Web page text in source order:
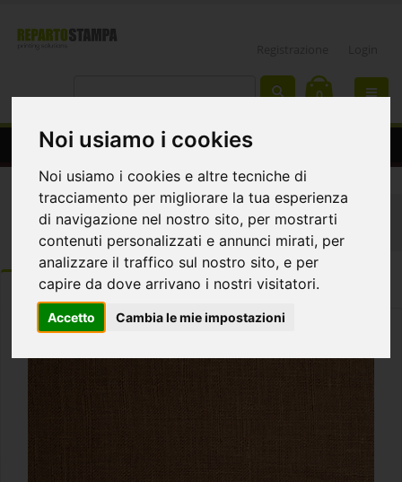
Noi usiamo i cookies
Noi usiamo i cookies e altre tecniche di
tracciamento per migliorare la tua esperienza
di navigazione nel nostro sito, per mostrarti
contenuti personalizzati e annunci mirati, per
analizzare il traffico sul nostro sito, e per
capire da dove arrivano i nostri visitatori.
Accetto Cambia le mie impostazioni
0
Stampa poltrona sacco
Home Interior design
Cuscini giganti
Mega cuscino "utah"
ORDINA DETTAGLI Template e istruzioni